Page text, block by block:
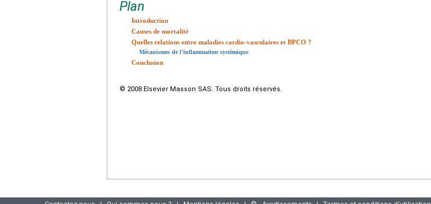
Plan
Introduction
Causes de mortalité
Quelles relations entre maladies cardio-vasculaires et BPCO ?
Mécanismes de l’inflammation systémique
Conclusion
© 2008 Elsevier Masson SAS. Tous droits réservés.